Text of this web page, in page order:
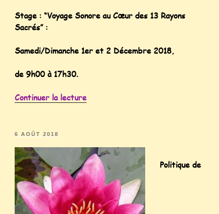
Stage : “Voyage Sonore au Cœur des 13 Rayons
Sacrés” :
Samedi/Dimanche 1er et 2 Décembre 2018,
de 9h00 à 17h30.
Continuer la lecture
6 AOÛT 2018
Politique de